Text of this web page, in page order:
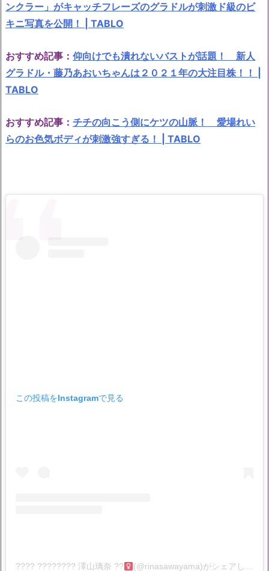
ンクラー」がキャッチフレーズのグラドルが刺激ド級のビ
キニ写真を公開！ | TABLO
おすすめ記事： 仰向けでも潰れないバストが話題！ 新人
グラドル・藤乃あおいちゃんは２０２１年の大注目株！！ |
TABLO
おすすめ記事： チチの向こう側にケツの山脈！ 愛場れい
らのお色気ボディが刺激強すぎる！ | TABLO
この投稿をInstagramで見る
???? ???????? 澤山璃奈 ??‍ (@rinasawayama)がシェアした投稿